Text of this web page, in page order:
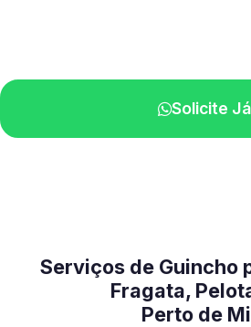
Solicite Já
Serviços de Guincho
Fragata,
Perto de